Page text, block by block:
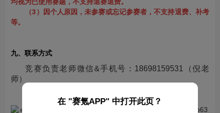
（3）因个人原因，未参赛或忘记参赛者，不支持退费、补考
等。
九、联系方式
竞赛负责老师微信&手机号：18698159531（倪老
师）
官方竞赛交流群：626245011（点击群号直达）
在 "赛氪APP" 中打开此页？